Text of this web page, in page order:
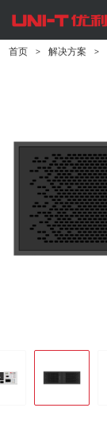
首页 > 解决方案 >